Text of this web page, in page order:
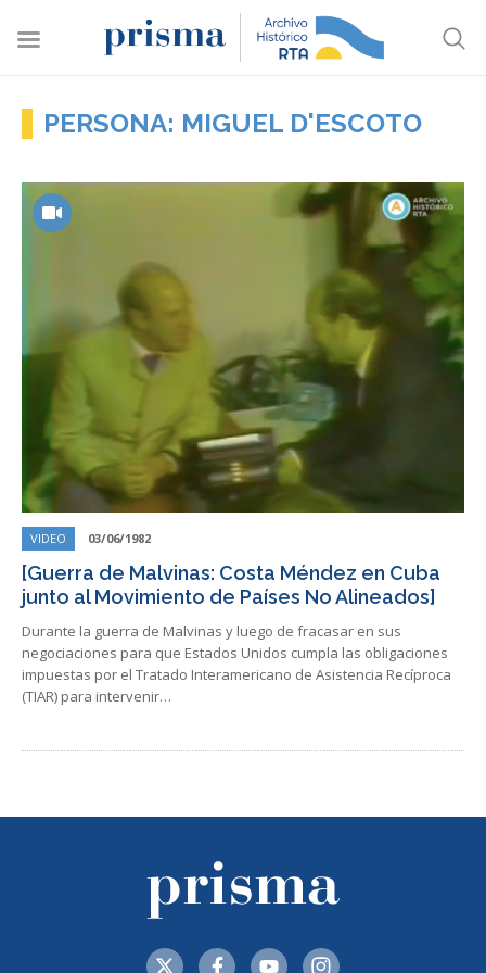
PERSONA: MIGUEL D'ESCOTO
VIDEO 03/06/1982
[Guerra de Malvinas: Costa Méndez en Cuba
junto al Movimiento de Países No Alineados]
Durante la guerra de Malvinas y luego de fracasar en sus
negociaciones para que Estados Unidos cumpla las obligaciones
impuestas por el Tratado Interamericano de Asistencia Recíproca
(TIAR) para intervenir…